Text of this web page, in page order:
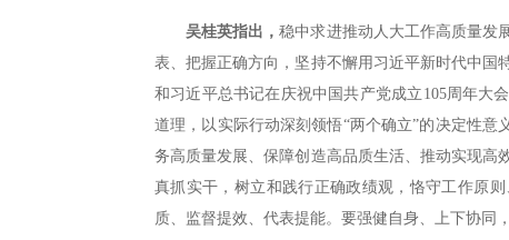
吴桂英指出，稳中求进推动人大工作高质量发
表、把握正确方向，坚持不懈用习近平新时代中国
和习近平总书记在庆祝中国共产党成立105周年大
道理，以实际行动深刻领悟“两个确立”的决定性意
务高质量发展、保障创造高品质生活、推动实现高
真抓实干，树立和践行正确政绩观，恪守工作原
质、监督提效、代表提能。要强健自身、上下协同